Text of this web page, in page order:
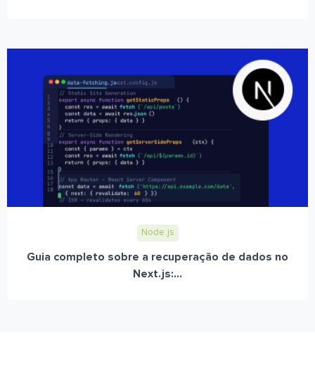
Node.js
Guia completo sobre a recuperação de dados no
Next.js:...